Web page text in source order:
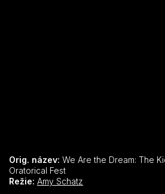
Orig. název: We Are the Dream: The
Oratorical Fest
Režie: Amy Schatz